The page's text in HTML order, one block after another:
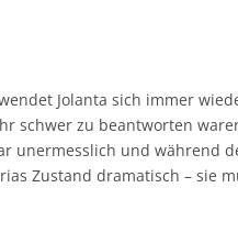
Jolanta sich immer
schwer zu beantworten
unermesslich und während
Zustand dramatisch – sie